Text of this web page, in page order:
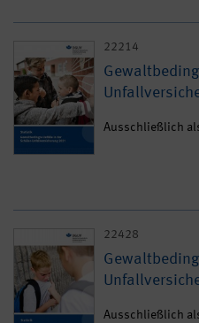
22214
Ausschließlich
22428
Ausschließlich